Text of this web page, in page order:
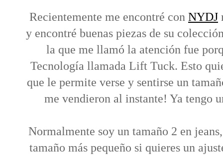
Recientemente me encontré con NYDJ
y encontré buenas piezas de su
la que me llamó la atención fue
Tecnología llamada Lift Tuck. Esto
que le permite verse y sentirse un
me vendieron al instante! Ya tengo
Normalmente soy un tamaño 2 en
tamaño más pequeño si quieres un